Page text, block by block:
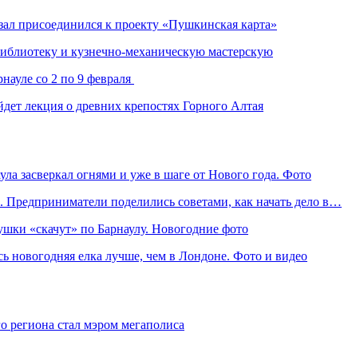
присоединился к проекту «Пушкинская карта»
и кузнечно-механическую мастерскую
со 2 по 9 февраля
лекция о древних крепостях Горного Алтая
засверкал огнями и уже в шаге от Нового года. Фото
поделились советами, как начать дело в…
«скачут» по Барнаулу. Новогодние фото
новогодняя елка лучше, чем в Лондоне. Фото и видео
региона стал мэром мегаполиса